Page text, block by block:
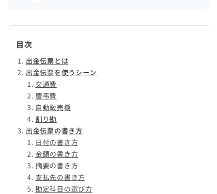
目次
出金伝票とは
出金伝票を使うシーン
交通費
慶弔費
自動販売機
割り勘
出金伝票の書き方
日付の書き方
金額の書き方
摘要の書き方
支払先の書き方
勘定科目の選び方